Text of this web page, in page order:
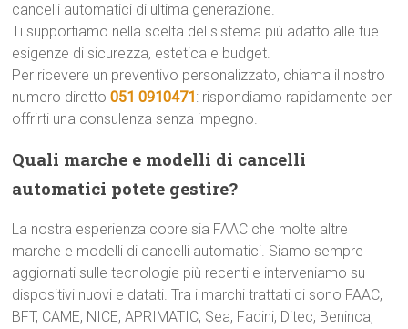
cancelli automatici di ultima generazione.
Ti supportiamo nella scelta del sistema più adatto alle tue
esigenze di sicurezza, estetica e budget.
Per ricevere un preventivo personalizzato, chiama il nostro
numero diretto051 0910471: rispondiamo rapidamente per
offrirti una consulenza senza impegno.
Quali marche e modelli di cancelli
automatici potete gestire?
La nostra esperienza copre sia FAAC che molte altre
marche e modelli di cancelli automatici. Siamo sempre
aggiornati sulle tecnologie più recenti e interveniamo su
dispositivi nuovi e datati. Tra i marchi trattati ci sono FAAC,
BFT, CAME, NICE, APRIMATIC, Sea, Fadini, Ditec, Beninca,